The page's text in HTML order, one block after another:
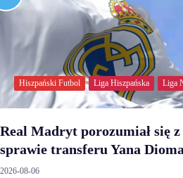
Hiszpański Futbol Liga Hiszpańska Liga
Real Madryt porozumiał się
sprawie transferu Yana
2026-08-06